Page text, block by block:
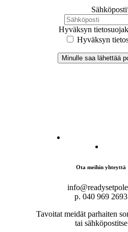
Sähköposti
Hyväksyn
Hyväksyn
Ota meihin yhteyttä
p. 040 969 2693
Tavoitat meidät parhaiten
tai sähköpostitse